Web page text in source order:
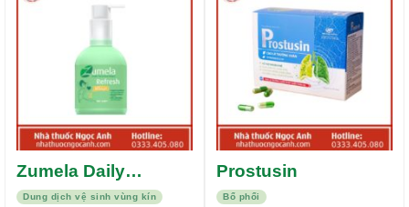
Dung dịch vệ sinh vùng kín
Zumela Daily
Feminine Wash
Bổ phổi
Prostusin